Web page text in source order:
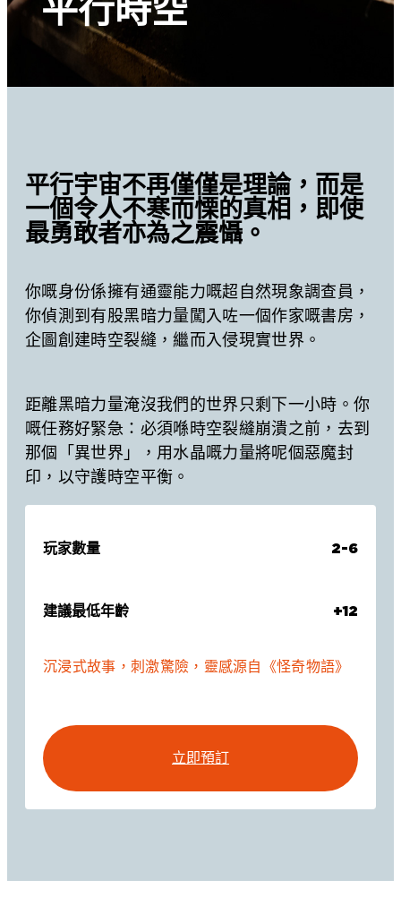
平行時空
平行宇宙不再僅僅是理論，而是
一個令人不寒而慄的真相，即使
最勇敢者亦為之震懾。
你嘅身份係擁有通靈能力嘅超自然現象調查員，
你偵測到有股黑暗力量闖入咗一個作家嘅書房，
企圖創建時空裂縫，繼而入侵現實世界。
距離黑暗力量淹沒我們的世界只剩下一小時。你
嘅任務好緊急：必須喺時空裂縫崩潰之前，去到
那個「異世界」，用水晶嘅力量將呢個惡魔封
印，以守護時空平衡。
玩家數量 2-6
建議最低年齡 +12
沉浸式故事，刺激驚險，靈感源自《怪奇物語》
立即預訂